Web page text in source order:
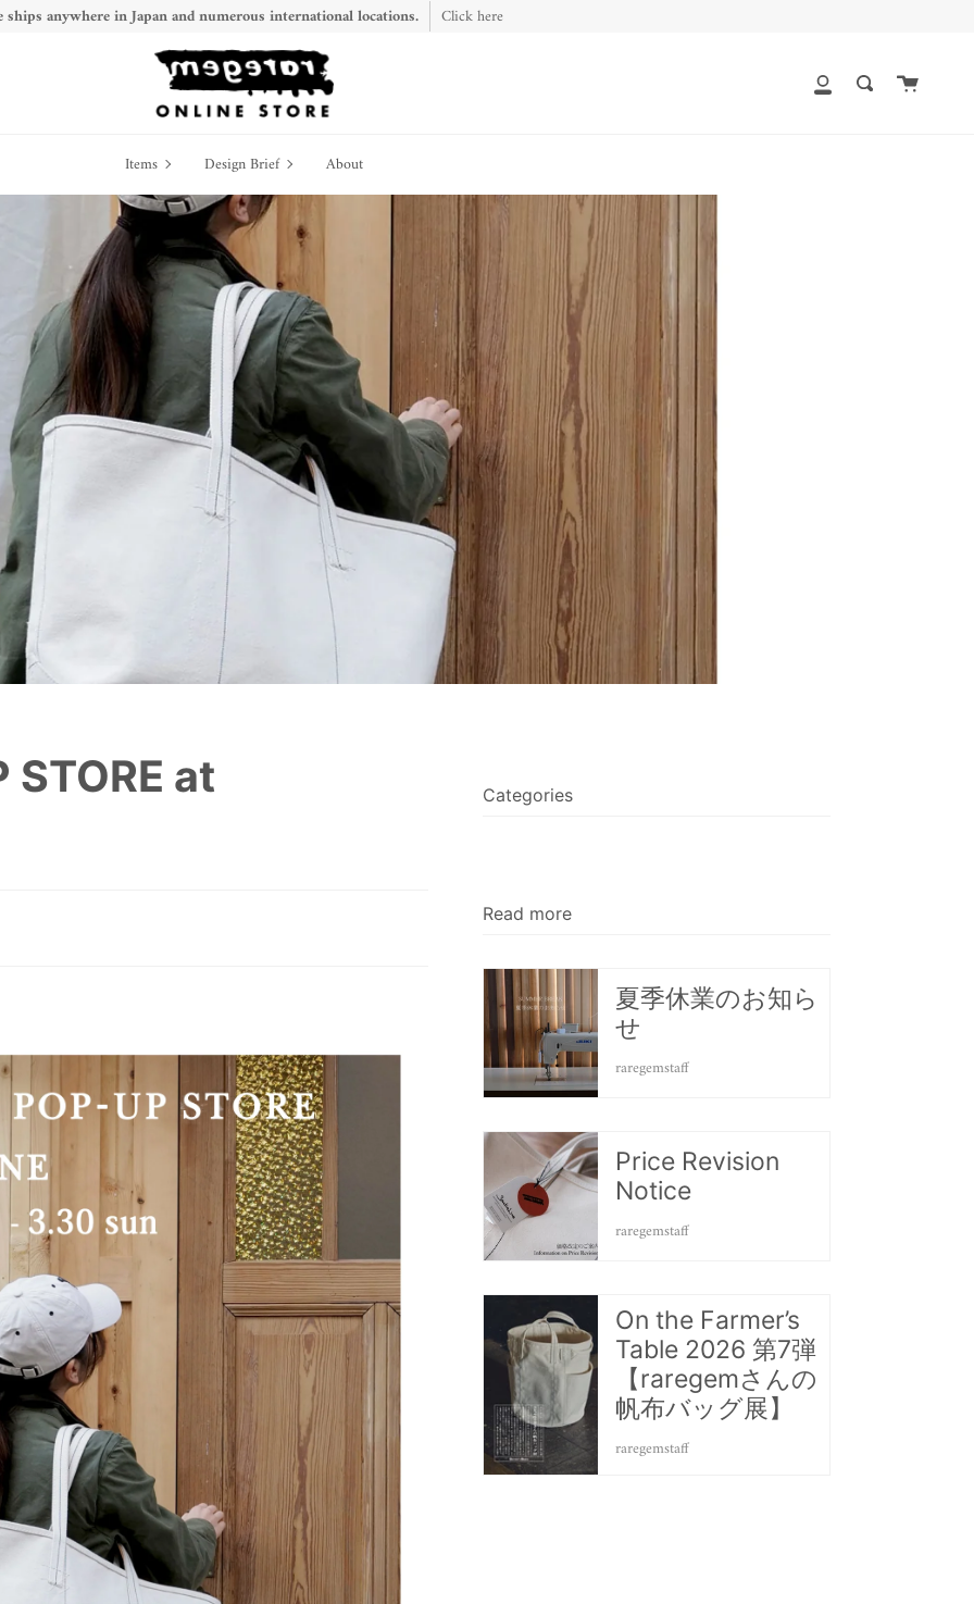
ships anywhere in Japan and numerous international locations. Click here
My
Search Cart
Items Items Design Brief Design
Brief
About
STORE at
Categories
Read more
夏季休業のお知ら
せ
raregemstaff
Price Revision
Notice
raregemstaff
On the Farmer’s
Table 2026 第7弾
【raregemさんの
帆布バッグ展】
raregemstaff